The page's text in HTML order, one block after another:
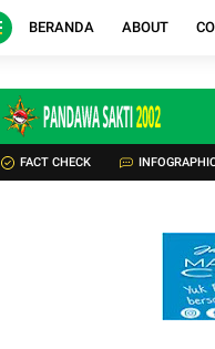
BERANDA ABOUT
FACT CHECK